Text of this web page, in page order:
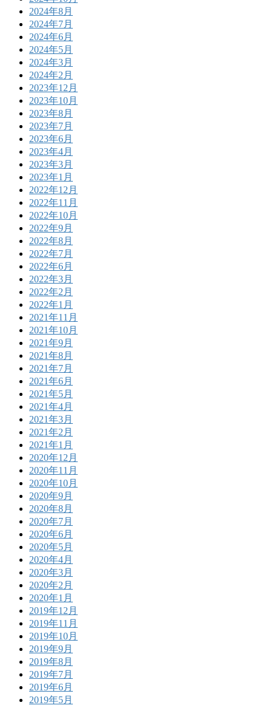
2024年8月
2024年7月
2024年6月
2024年5月
2024年3月
2024年2月
2023年12月
2023年10月
2023年8月
2023年7月
2023年6月
2023年4月
2023年3月
2023年1月
2022年12月
2022年11月
2022年10月
2022年9月
2022年8月
2022年7月
2022年6月
2022年3月
2022年2月
2022年1月
2021年11月
2021年10月
2021年9月
2021年8月
2021年7月
2021年6月
2021年5月
2021年4月
2021年3月
2021年2月
2021年1月
2020年12月
2020年11月
2020年10月
2020年9月
2020年8月
2020年7月
2020年6月
2020年5月
2020年4月
2020年3月
2020年2月
2020年1月
2019年12月
2019年11月
2019年10月
2019年9月
2019年8月
2019年7月
2019年6月
2019年5月